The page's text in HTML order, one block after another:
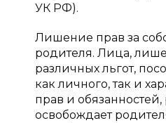
УК РФ).
Лишение прав за
родителя. Лица,
различных льгот,
как личного, так и
прав и
освобождает